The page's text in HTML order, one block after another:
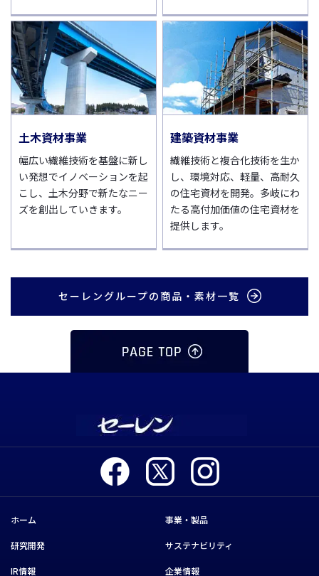
土木資材事業
幅広い繊維技術を基盤に新し
い発想でイノベーションを起
こし、土木分野で新たなニー
ズを創出していきます。
建築資材事業
繊維技術と複合化技術を生か
し、環境対応、軽量、高耐久
の住宅資材を開発。多岐にわ
たる高付加価値の住宅資材を
提供します。
セーレングループの商品・素材一覧
ホーム
研究開発
IR情報
事業・製品
サステナビリティ
企業情報